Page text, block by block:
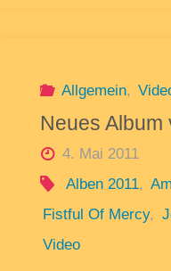
Allgemein,
Neues
4. Mai 2011
Alben 2011,
Fistful Of Mercy,
Video